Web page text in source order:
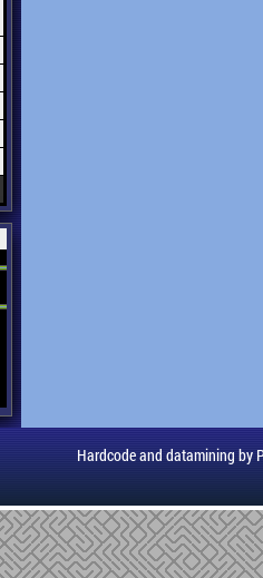
Hardcode and datamining by